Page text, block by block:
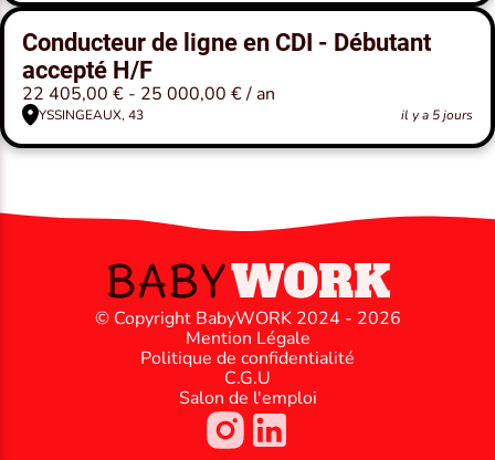
Conducteur de ligne en CDI - Débutant
accepté H/F
22 405,00 € - 25 000,00 € / an
YSSINGEAUX, 43 il y a 5 jours
© Copyright BabyWORK 2024 - 2026
Mention Légale
Politique de confidentialité
C.G.U
Salon de l'emploi